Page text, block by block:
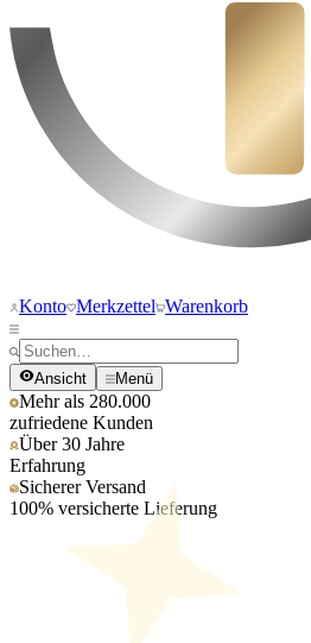
Konto Merkzettel Warenkorb
Ansicht Menü
Mehr als 280.000
zufriedene Kunden
Über 30 Jahre
Erfahrung
Sicherer Versand
100% versicherte Lieferung